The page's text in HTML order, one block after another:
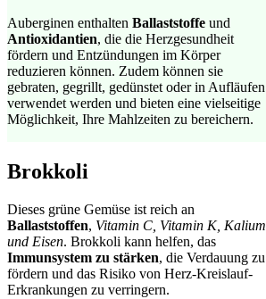
Auberginen enthalten Ballaststoffe und
Antioxidantien, die die Herzgesundheit
fördern und Entzündungen im Körper
reduzieren können. Zudem können sie
gebraten, gegrillt, gedünstet oder in Aufläufen
verwendet werden und bieten eine vielseitige
Möglichkeit, Ihre Mahlzeiten zu bereichern.
Brokkoli
Dieses grüne Gemüse ist reich an
Ballaststoffen, Vitamin C, Vitamin K, Kalium
und Eisen. Brokkoli kann helfen, das
Immunsystem zu stärken, die Verdauung zu
fördern und das Risiko von Herz-Kreislauf-
Erkrankungen zu verringern.